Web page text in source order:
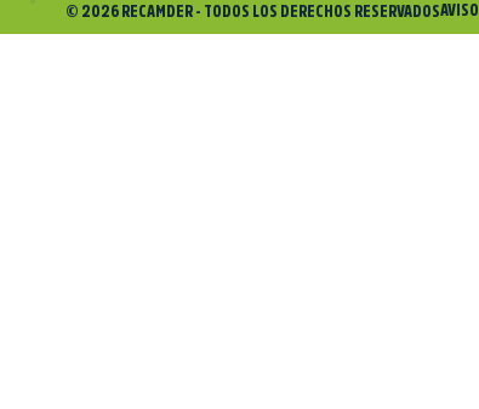
© 2026 RECAMDER - TODOS LOS DERECHOS RESERVADOS